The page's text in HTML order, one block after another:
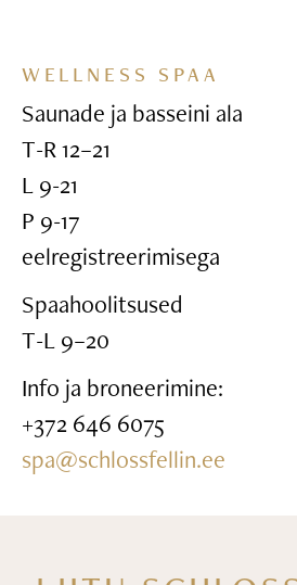
WELLNESS SPAA
Saunade ja basseini ala
T-R 12–21
L 9-21
P 9-17
eelregistreerimisega
Spaahoolitsused
T-L 9–20
Info ja broneerimine:
+372 646 6075
spa@schlossfellin.ee